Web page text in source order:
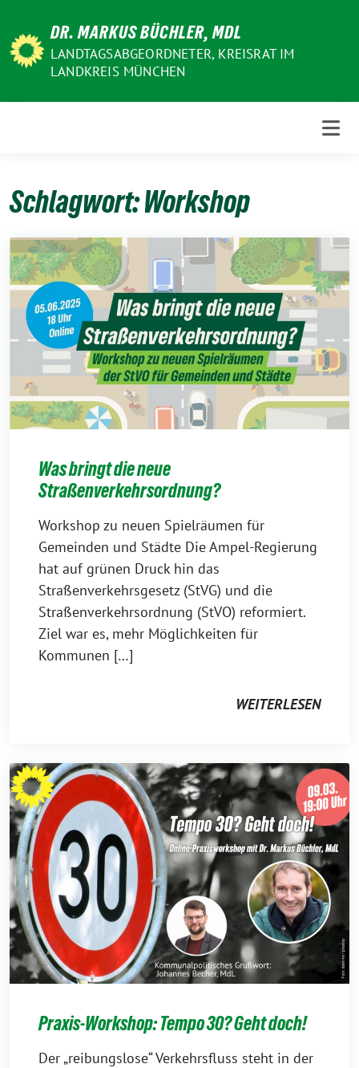
zum
Inhalt
DR. MARKUS BÜCHLER, MDL
LANDTAGSABGEORDNETER, KREISRAT IM
LANDKREIS MÜNCHEN
Schlagwort:Workshop
Was bringt die neue
Straßenverkehrsordnung?
Workshop zu neuen Spielräumen für
Gemeinden und Städte Die Ampel-Regierung
hat auf grünen Druck hin das
Straßenverkehrsgesetz (StVG) und die
Straßenverkehrsordnung (StVO) reformiert.
Ziel war es, mehr Möglichkeiten für
Kommunen […]
WEITERLESEN
Praxis-Workshop: Tempo 30? Geht doch!
Der „reibungslose“ Verkehrsfluss steht in der